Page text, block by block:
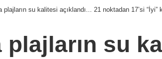
plajların su kalitesi açıklandı... 21 noktadan 17’si “İyi”
plajların su